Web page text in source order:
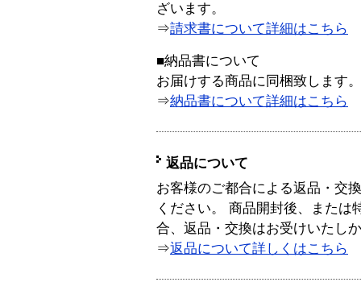
ざいます。
⇒請求書について詳細はこちら
■納品書について
お届けする商品に同梱致します。
⇒納品書について詳細はこちら
返品について
お客様のご都合による返品・交
ください。 商品開封後、または
合、返品・交換はお受けいたし
⇒返品について詳しくはこちら